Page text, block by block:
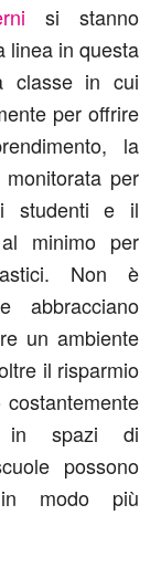
si stanno
linea in questa
classe in cui
per offrire
la
per
studenti e il
minimo per
Non è
abbracciano
un ambiente
il risparmio
in spazi di
possono
in modo più